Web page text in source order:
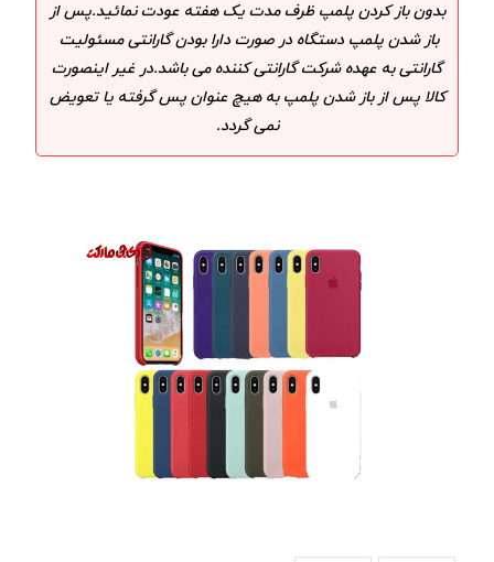
بدون باز کردن پلمپ ظرف مدت یک هفته عودت نمائید.پس از
باز شدن پلمپ دستگاه در صورت دارا بودن گارانتی مسئولیت
گارانتی به عهده شرکت گارانتی کننده می باشد.در غیر اینصورت
کالا پس از باز شدن پلمپ به هیچ عنوان پس گرفته یا تعویض
نمی گردد.